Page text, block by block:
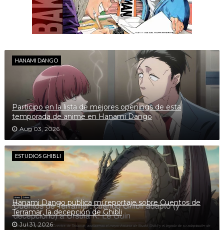
HANAMI DANGO
Participo en la lista de mejores openings de esta
temporada de anime en Hanami Dango
Aug 03, 2026
ESTUDIOS GHIBLI
Hanami Dango publica mi reportaje sobre Cuentos de
Terramar, la decepción de Ghibli
Jul 31, 2026